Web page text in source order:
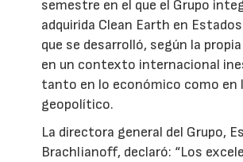
semestre en el que el Grupo
adquirida Clean Earth en
que se desarrolló, según la
en un contexto internacional
tanto en lo económico como en
geopolítico.
La directora general del Grupo,
Brachlianoff, declaró: “Los